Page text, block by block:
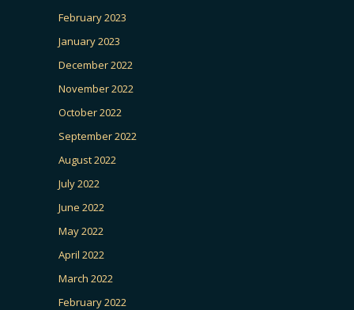
February 2023
January 2023
December 2022
November 2022
October 2022
September 2022
August 2022
July 2022
June 2022
May 2022
April 2022
March 2022
February 2022